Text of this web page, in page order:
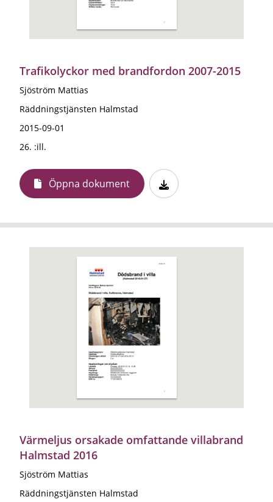
Trafikolyckor med brandfordon 2007-2015
Sjöström Mattias
Räddningstjänsten Halmstad
2015-09-01
26. :ill.
Öppna dokument
Värmeljus orsakade omfattande villabrand
Halmstad 2016
Sjöström Mattias
Räddningstjänsten Halmstad